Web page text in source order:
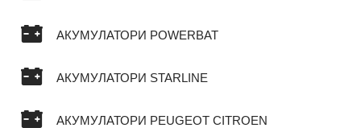
АКУМУЛАТОРИ POWERBAT
АКУМУЛАТОРИ STARLINE
АКУМУЛАТОРИ PEUGEOT CITROEN